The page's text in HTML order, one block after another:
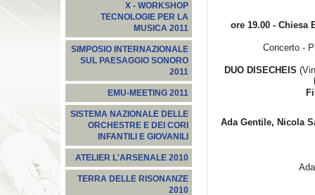
X - WORKSHOP
TECNOLOGIE PER LA
MUSICA 2011
SIMPOSIO INTERNAZIONALE
SUL PAESAGGIO SONORO
2011
EMU-MEETING 2011
SISTEMA NAZIONALE DELLE
ORCHESTRE E DEI CORI
INFANTILI E GIOVANILI
ATELIER L'ARSENALE 2010
TERRA DELLE RISONANZE
2010
ore 19.00 - Chiesa
Concerto -
DUO DISECHEIS
Ada Gentile, Nicola